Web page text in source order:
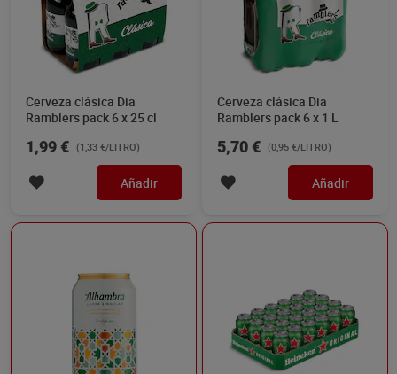
Cerveza clásica Dia
Ramblers pack 6 x 25 cl
1,99 € (1,33 €/LITRO)
Añadir
Cerveza clásica Dia
Ramblers pack 6 x 1 L
5,70 € (0,95 €/LITRO)
Añadir